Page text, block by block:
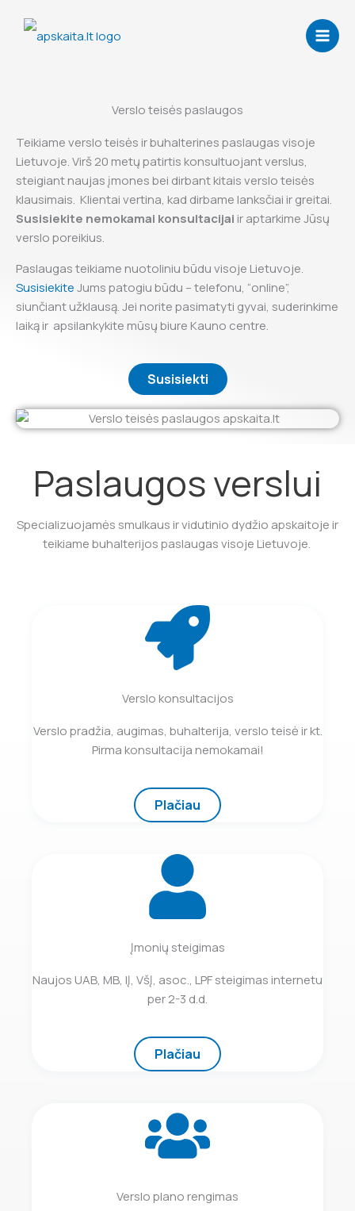
content
Verslo teisės paslaugos
Teikiame verslo teisės ir buhalterines paslaugas visoje
Lietuvoje. Virš 20 metų patirtis konsultuojant verslus,
steigiant naujas įmones bei dirbant kitais verslo teisės
klausimais. Klientai vertina, kad dirbame lanksčiai ir greitai.
Susisiekite nemokamai konsultacijai ir aptarkime Jūsų
verslo poreikius.
Paslaugas teikiame nuotoliniu būdu visoje Lietuvoje.
SusisiekiteJums patogiu būdu – telefonu, “online”,
siunčiant užklausą. Jei norite pasimatyti gyvai, suderinkime
laiką ir apsilankykite mūsų biure Kauno centre.
Susisiekti
Paslaugos verslui
Specializuojamės smulkaus ir vidutinio dydžio apskaitoje ir
teikiame buhalterijos paslaugas visoje Lietuvoje.
Verslo konsultacijos
Verslo pradžia, augimas, buhalterija, verslo teisė ir kt.
Pirma konsultacija nemokamai!
Plačiau
Įmonių steigimas
Naujos UAB, MB, IĮ, VšĮ, asoc., LPF steigimas internetu
per 2-3 d.d.
Plačiau
Verslo plano rengimas